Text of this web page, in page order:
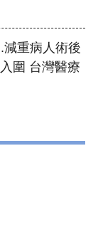
減重病人術後
圍 台灣醫療